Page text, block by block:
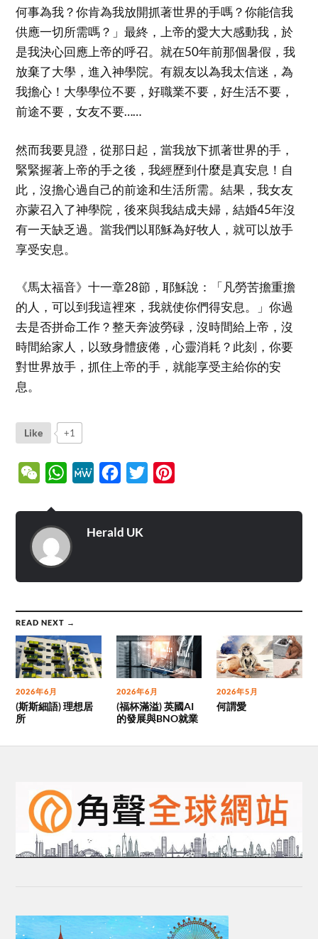
何事為我？你肯為我放開抓著世界的手嗎？你能信我
供應一切所需嗎？」最終，上帝的愛大大感動我，於
是我決心回應上帝的呼召。就在50年前那個暑假，我
放棄了大學，進入神學院。有親友以為我太信迷，為
我擔心！大學學位不要，好職業不要，好生活不要，
前途不要，女友不要……
然而我要見證，從那日起，當我放下抓著世界的手，
緊緊握著上帝的手之後，我經歷到什麼是真安息！自
此，沒擔心過自己的前途和生活所需。結果，我女友
亦蒙召入了神學院，後來與我結成夫婦，結婚45年沒
有一天缺乏過。當我們以耶穌為好牧人，就可以放手
享受安息。
《馬太福音》十一章28節，耶穌說：「凡勞苦擔重擔
的人，可以到我這裡來，我就使你們得安息。」你過
去是否拼命工作？整天奔波勞碌，沒時間給上帝，沒
時間給家人，以致身體疲倦，心靈消耗？此刻，你要
對世界放手，抓住上帝的手，就能享受主給你的安
息。
Like +1
WeChatWhatsApp
MeWe Facebook
Twitter
Herald UK
READ NEXT →
2026年6月
(斯斯細語) 理想居
所
2026年6月
(福杯滿溢) 英國AI
的發展與BNO就業
2026年5月
何謂愛